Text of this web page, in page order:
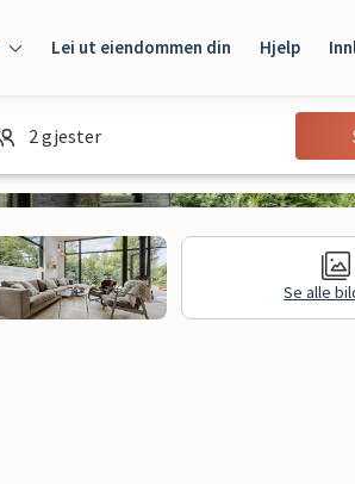
Lei ut eiendommen din Hjelp
2 gjester
Se alle